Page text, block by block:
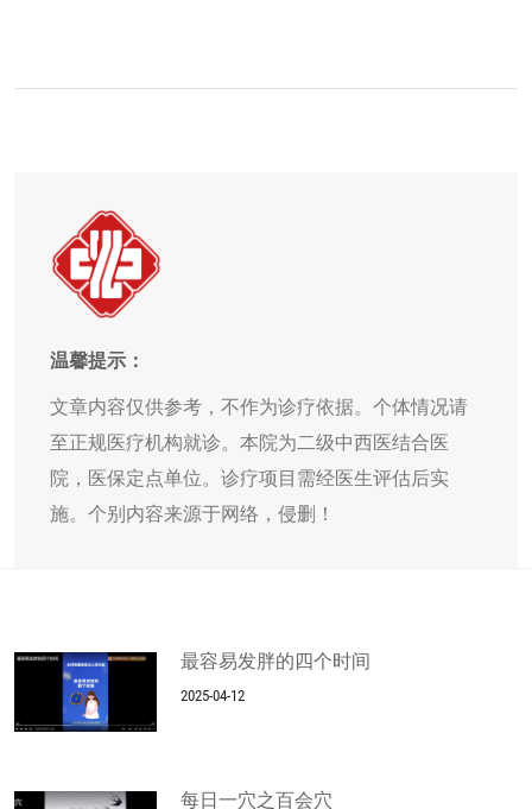
温馨提示：
文章内容仅供参考，不作为诊疗依据。个体情况请
至正规医疗机构就诊。本院为二级中西医结合医
院，医保定点单位。诊疗项目需经医生评估后实
施。个别内容来源于网络，侵删！
最容易发胖的四个时间
2025-04-12
每日一穴之百会穴